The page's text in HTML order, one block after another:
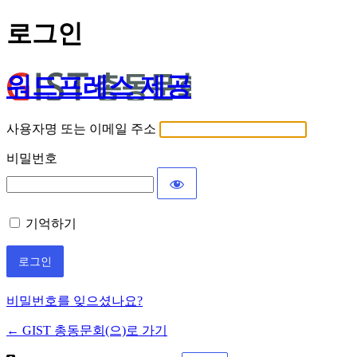
로그인
워드프레스 제공
사용자명 또는 이메일 주소
비밀번호
기억하기
비밀번호를 잊으셨나요?
← GIST 총동문회(으)로 가기